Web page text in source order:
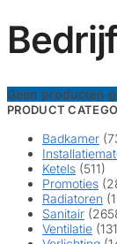
Geen producten
PRODUCT
Badkamer
Ketels (511)
Promoties
Radiatoren
Sanitair
Ventilatie